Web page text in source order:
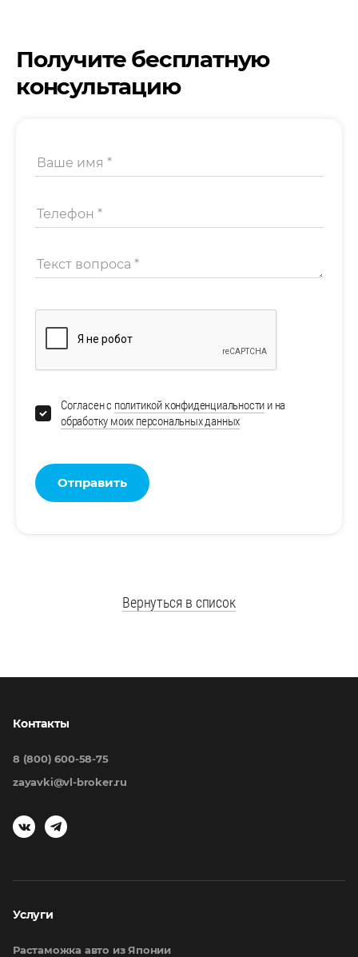
Получите бесплатную
консультацию
Согласен с политикой конфиденциальности и на
обработку моих персональных данных
Отправить
Вернуться в список
Услуги
Растаможка авто из Японии
Контакты
8 (800) 600-58-75
zayavki@vl-broker.ru